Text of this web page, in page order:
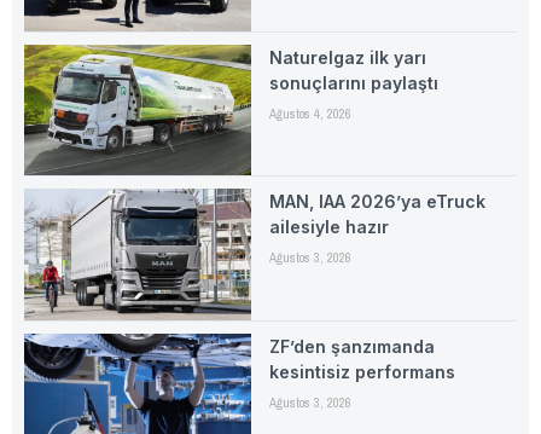
Naturelgaz ilk yarı
sonuçlarını paylaştı
Ağustos 4, 2026
MAN, IAA 2026’ya eTruck
ailesiyle hazır
Ağustos 3, 2026
ZF’den şanzımanda
kesintisiz performans
Ağustos 3, 2026